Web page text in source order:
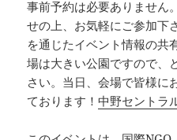
事前予約は必要ありません
せの上、お気軽にご参加下
を通じたイベント情報の共
場は大きい公園ですので、
さい。当日、会場で皆様に
ております！中野セントラ